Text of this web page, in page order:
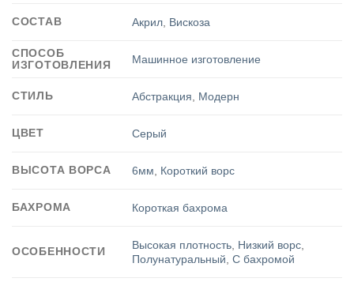
СОСТАВ Акрил Вискоза
СПОСОБ
ИЗГОТОВЛЕНИЯ
Машинное изготовление
СТИЛЬ Абстракция Модерн
ЦВЕТ Серый
ВЫСОТА ВОРСА 6мм Короткий ворс
БАХРОМА Короткая бахрома
ОСОБЕННОСТИ Высокая плотность Низкий ворс
Полунатуральный ,С бахромой